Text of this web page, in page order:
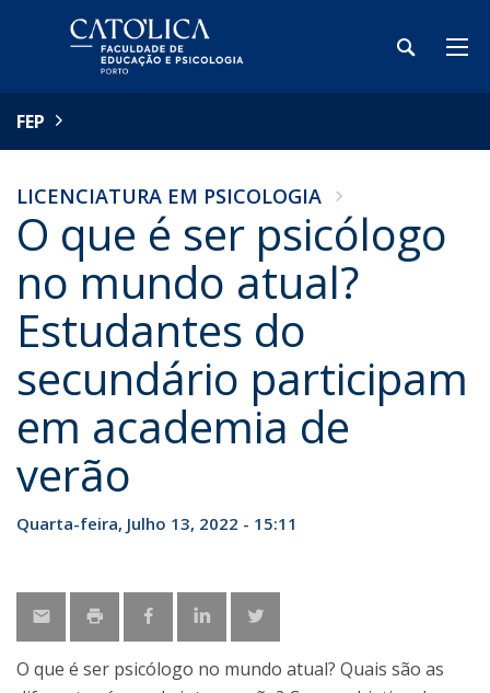
FEP
LICENCIATURA EM PSICOLOGIA
O que é ser psicólogo
no mundo atual?
Estudantes do
secundário participam
em academia de
verão
Quarta-feira, Julho 13, 2022 - 15:11
O que é ser psicólogo no mundo atual? Quais são as